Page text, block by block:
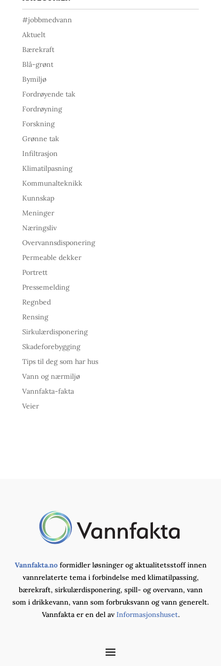
#jobbmedvann
Aktuelt
Bærekraft
Blå-grønt
Bymiljø
Fordrøyende tak
Fordrøyning
Forskning
Grønne tak
Infiltrasjon
Klimatilpasning
Kommunalteknikk
Kunnskap
Meninger
Næringsliv
Overvannsdisponering
Permeable dekker
Portrett
Pressemelding
Regnbed
Rensing
Sirkulærdisponering
Skadeforebygging
Tips til deg som har hus
Vann og nærmiljø
Vannfakta-fakta
Veier
Vannfakta.noformidler løsninger og aktualitetsstoff innen
vannrelaterte tema i forbindelse med klimatilpassing,
bærekraft, sirkulærdisponering, spill- og overvann, vann
som i drikkevann, vann som forbruksvann og vann generelt.
Vannfakta er en del av Informasjonshuset.